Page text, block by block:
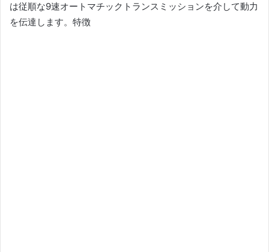
は従順な9速オートマチックトランスミッションを介して動力
を伝達します。 特徴